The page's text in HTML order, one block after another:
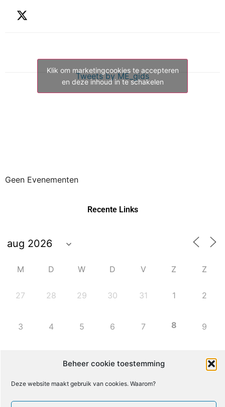
Beheer cookie toestemming
Deze website maakt gebruik van cookies. Waarom?
Tweets by ME_gids
Klik om marketingcookies te accepteren
en deze inhoud in te schakelen
Geen Evenementen
Recente Links
M D W D V Z Z
27 28 29 30 31 1 2
3 4 5 6 7 8 9
16
17 18 19 20 21